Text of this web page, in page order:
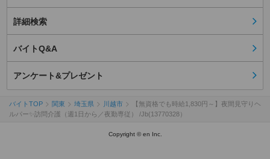
詳細検索
バイトQ&A
アンケート&プレゼント
バイトTOP 関東 埼玉県 川越市
【無資格でも時給1,830円～】夜間見守りヘ
ルパー✨訪問介護（週1日から／夜勤専従） /Jb(13770328）
Copyright © en Inc.